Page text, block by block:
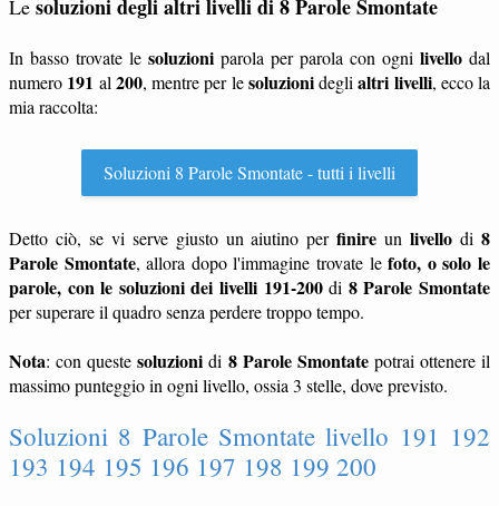
Le soluzioni degli altri livelli di 8 Parole Smontate
In basso trovate le soluzioni parola per parola con ogni livello dal
numero 191 al 200, mentre per lesoluzionideglialtri livelli, ecco la
mia raccolta:
Soluzioni 8 Parole Smontate - tutti i livelli
Detto ciò, se vi serve giusto un aiutino perfinire unlivello di8
Parole Smontate, allora dopo l'immagine trovate lefoto, o solo le
parole, con le soluzioni dei livelli 191-200di 8 Parole Smontate
per superare il quadro senza perdere troppo tempo.
Nota: con questesoluzioni di 8 Parole Smontatepotrai ottenere il
massimo punteggio in ogni livello, ossia 3 stelle, dove previsto.
Soluzioni 8 Parole Smontate livello 191 192
193 194 195 196 197 198 199 200